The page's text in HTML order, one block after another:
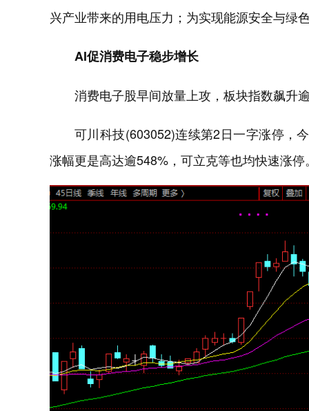
兴产业带来的用电压力；为实现能源安全与绿
AI促消费电子稳步增长
消费电子股早间放量上攻，板块指数飙升
可川科技(603052)连续第2日一字涨停，
涨幅更是高达逾548%，可立克等也均快速涨停